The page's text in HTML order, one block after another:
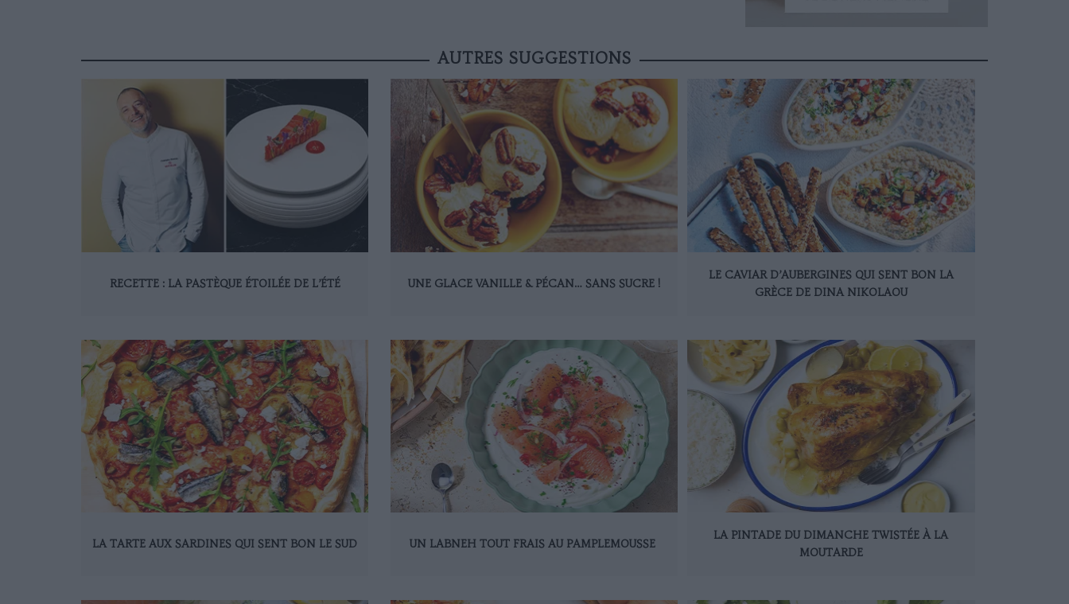
AUTRES SUGGESTIONS
RECETTE : LA PASTÈQUE ÉTOILÉE DE L’ÉTÉ UNE GLACE VANILLE & PÉCAN… SANS SUCRE !
LE CAVIAR D’AUBERGINES QUI SENT BON LA
GRÈCE DE DINA NIKOLAOU
LA TARTE AUX SARDINES QUI SENT BON LE SUD UN LABNEH TOUT FRAIS AU PAMPLEMOUSSE
LA PINTADE DU DIMANCHE TWISTÉE À LA
MOUTARDE